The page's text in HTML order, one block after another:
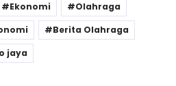
Ekonomi
Olahraga
Berita Olahraga
jaya